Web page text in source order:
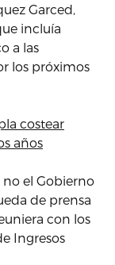
Garced,
incluía
a las
los próximos
costear
años
no el Gobierno
de prensa
con los
Ingresos